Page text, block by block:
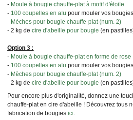
- Moule à bougie chauffe-plat à motif d'étoile
- 100 coupelles en alu pour mouler vos
- Mèches pour bougie chauffe-plat (num. 2)
- 2 kg de cire d'abeille pour bougie (en
Option 3 :
- Moule à bougie chauffe-plat en forme de rose
- 100 coupelles en alu pour mouler vos
- Mèches pour bougie chauffe-plat (num. 2)
- 2 kg de cire d'abeille pour bougie (en
Pour encore plus d'originalité, donnez une
chauffe-plat en cire d'abeille ! Découvrez tous
fabrication de bougies ici